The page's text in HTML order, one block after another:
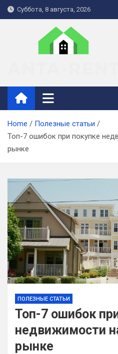
Skip
to
Суббота, 8 августа, 2026
anta-
Home
Полезные статьи
Топ-7 ошибок при покупке
рынке
ПОЛЕЗНЫЕ СТАТЬИ
Топ-7 ошибок
недвижимости
рынке